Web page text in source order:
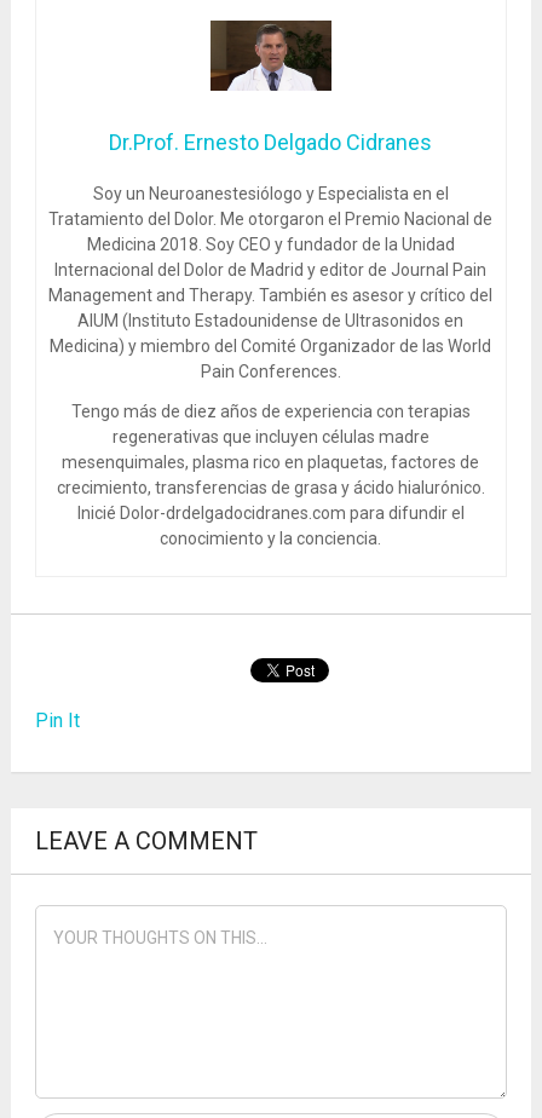
Dr.Prof. Ernesto Delgado Cidranes
Soy un Neuroanestesiólogo y Especialista en el
Tratamiento del Dolor. Me otorgaron el Premio Nacional de
Medicina 2018. Soy CEO y fundador de la Unidad
Internacional del Dolor de Madrid y editor de Journal Pain
Management and Therapy. También es asesor y crítico del
AIUM (Instituto Estadounidense de Ultrasonidos en
Medicina) y miembro del Comité Organizador de las World
Pain Conferences.
Tengo más de diez años de experiencia con terapias
regenerativas que incluyen células madre
mesenquimales, plasma rico en plaquetas, factores de
crecimiento, transferencias de grasa y ácido hialurónico.
Inicié Dolor-drdelgadocidranes.com para difundir el
conocimiento y la conciencia.
Pin It
LEAVE A COMMENT